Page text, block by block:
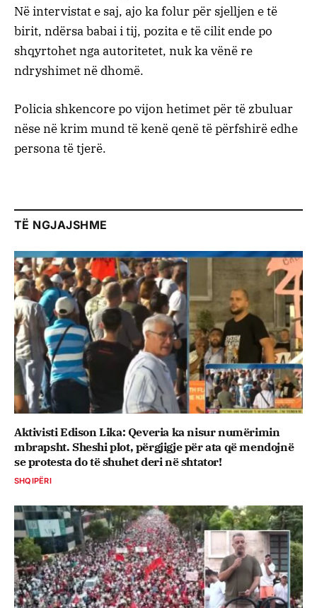
Në intervistat e saj, ajo ka folur për sjelljen e të
birit, ndërsa babai i tij, pozita e të cilit ende po
shqyrtohet nga autoritetet, nuk ka vënë re
ndryshimet në dhomë.
Policia shkencore po vijon hetimet për të zbuluar
nëse në krim mund të kenë qenë të përfshirë edhe
persona të tjerë.
TË NGJAJSHME
Aktivisti Edison Lika: Qeveria ka nisur numërimin
mbrapsht. Sheshi plot, përgjigje për ata që mendojnë
se protesta do të shuhet deri në shtator!
SHQIPËRI